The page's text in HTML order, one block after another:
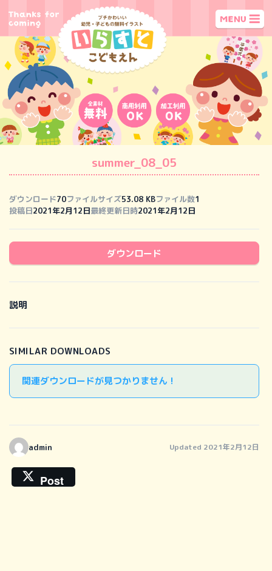
summer_08_05
ダウンロード70ファイルサイズ53.08 KBファイル数1
投稿日2021年2月12日最終更新日時2021年2月12日
ダウンロード
説明
SIMILAR DOWNLOADS
関連ダウンロードが見つかりません !
admin Updated 2021年2月12日
Post